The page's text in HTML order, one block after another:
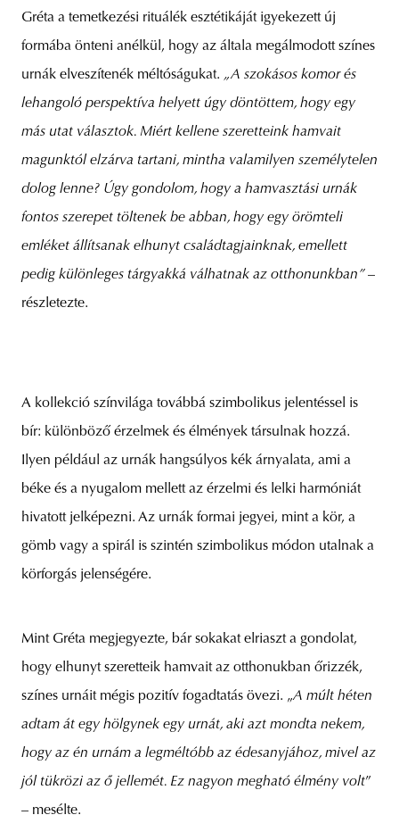
Gréta a temetkezési rituálék esztétikáját igyekezett új
formába önteni anélkül, hogy az általa megálmodott színes
urnák elveszítenék méltóságukat. „A szokásos komor és
lehangoló perspektíva helyett úgy döntöttem, hogy egy
más utat választok. Miért kellene szeretteink hamvait
magunktól elzárva tartani, mintha valamilyen személytelen
dolog lenne? Úgy gondolom, hogy a hamvasztási urnák
fontos szerepet töltenek be abban, hogy egy örömteli
emléket állítsanak elhunyt családtagjainknak, emellett
pedig különleges tárgyakká válhatnak az otthonunkban”–
részletezte.
A kollekció színvilága továbbá szimbolikus jelentéssel is
bír: különböző érzelmek és élmények társulnak hozzá.
Ilyen például az urnák hangsúlyos kék árnyalata, ami a
béke és a nyugalom mellett az érzelmi és lelki harmóniát
hivatott jelképezni. Az urnák formai jegyei, mint a kör, a
gömb vagy a spirál is szintén szimbolikus módon utalnak a
körforgás jelenségére.
Mint Gréta megjegyezte, bár sokakat elriaszt a gondolat,
hogy elhunyt szeretteik hamvait az otthonukban őrizzék,
színes urnáit mégis pozitív fogadtatás övezi. „A múlt héten
adtam át egy hölgynek egy urnát, aki azt mondta nekem,
hogy az én urnám a legméltóbb az édesanyjához, mivel az
jól tükrözi az ő jellemét. Ez nagyon megható élmény volt”
– mesélte.